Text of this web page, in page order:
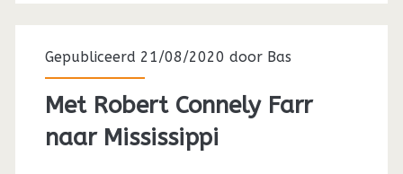
Gepubliceerd 21/08/2020 door Bas
Met Robert Connely Farr
naar Mississippi